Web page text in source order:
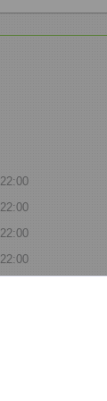
22:00
22:00
22:00
22:00